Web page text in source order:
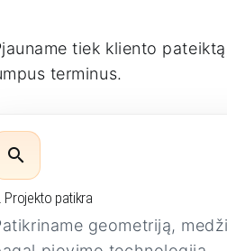
tiek kliento
terminus.
Projekto patikra
geometriją,